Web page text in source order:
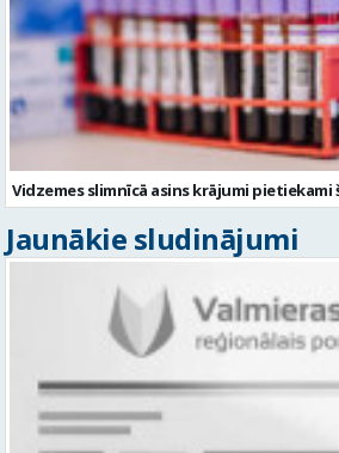
Vidzemes slimnīcā asins krājumi
Jaunākie sludinājumi